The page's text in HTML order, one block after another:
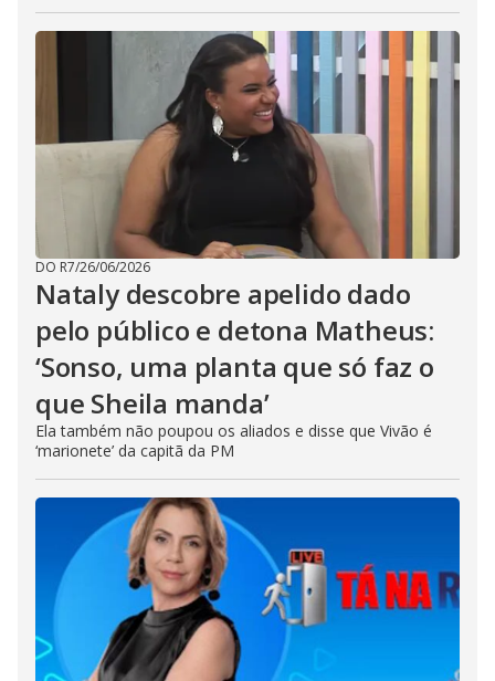
DO R7/26/06/2026
Nataly descobre apelido dado
pelo público e detona Matheus:
‘Sonso, uma planta que só faz o
que Sheila manda’
Ela também não poupou os aliados e disse que Vivão é
‘marionete’ da capitã da PM